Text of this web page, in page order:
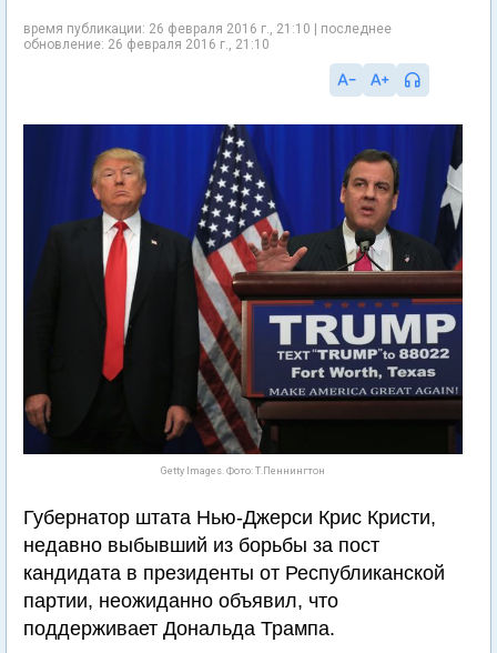
время публикации: 26 февраля 2016 г., 21:10 | последнее
обновление: 26 февраля 2016 г., 21:10
Getty Images. Фото: Т.Пеннингтон
Губернатор штата Нью-Джерси Крис Кристи,
недавно выбывший из борьбы за пост
кандидата в президенты от Республиканской
партии, неожиданно объявил, что
поддерживает Дональда Трампа.